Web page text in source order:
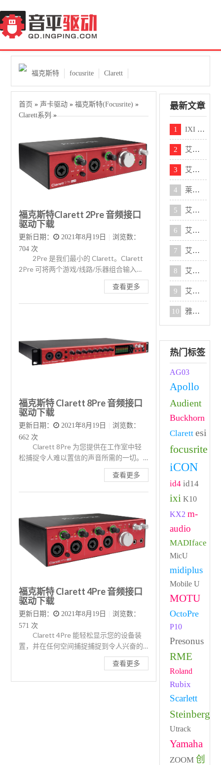
to
content
福克斯特 focusrite Clarett
首页 » 声卡驱动 »福克斯特(Focusrite) »
Clarett系列»
福克斯特Clarett 2Pre 音频接口
驱动下载
更新日期： 2021年8月19日
浏览数：
704 次
2Pre 是我们最小的 Clarett。Clarett
2Pre 可将两个游戏/线路/乐器组合输入，
查看更多
福克斯特 Clarett 8Pre 音频接口
驱动下载
更新日期： 2021年8月19日
浏览数：
662 次
Clarett 8Pre 为您提供在工作室中轻
松捕捉令人难以置信的声音所需的一切。
多达两个乐器或八个麦克风或线…
查看更多
福克斯特 Clarett 4Pre 音频接口
驱动下载
更新日期： 2021年8月19日
浏览数：
571 次
Clarett 4Pre 能轻松显示您的设备装
置，并在任何空间捕捉捕捉到令人兴奋的
声音。当两个工具、四个图像或…
查看更多
最新文章
1 IXI mega M8 plus 声卡中文说明书pdf下载
2 艾肯Mobile-U VST声卡调试教程
3 艾肯Mobile-R声卡调试教程
4 莱维特 4X5声卡调试教程
5 艾肯Ultra 4声卡调试教程
6 艾肯Mobile-u Mini Live声卡调试教程
7 艾肯6nano VST声卡调试教程
8 艾肯4Nano Live声卡调试教程
9 艾肯MIcu Live声卡调试教程
10 雅马哈AG06声卡调试教程
热门标签
AG03
Apollo
Audient
Buckhorn
Clarett esi
focusrite
iCON
id4 id14
ixi K10
KX2 m-
audio
MADIface
MicU
midiplus
Mobile U
MOTU
OctoPre
P10
Presonus
RME
Roland
Rubix
Scarlett
Steinberg
Utrack
Yamaha
ZOOM 创